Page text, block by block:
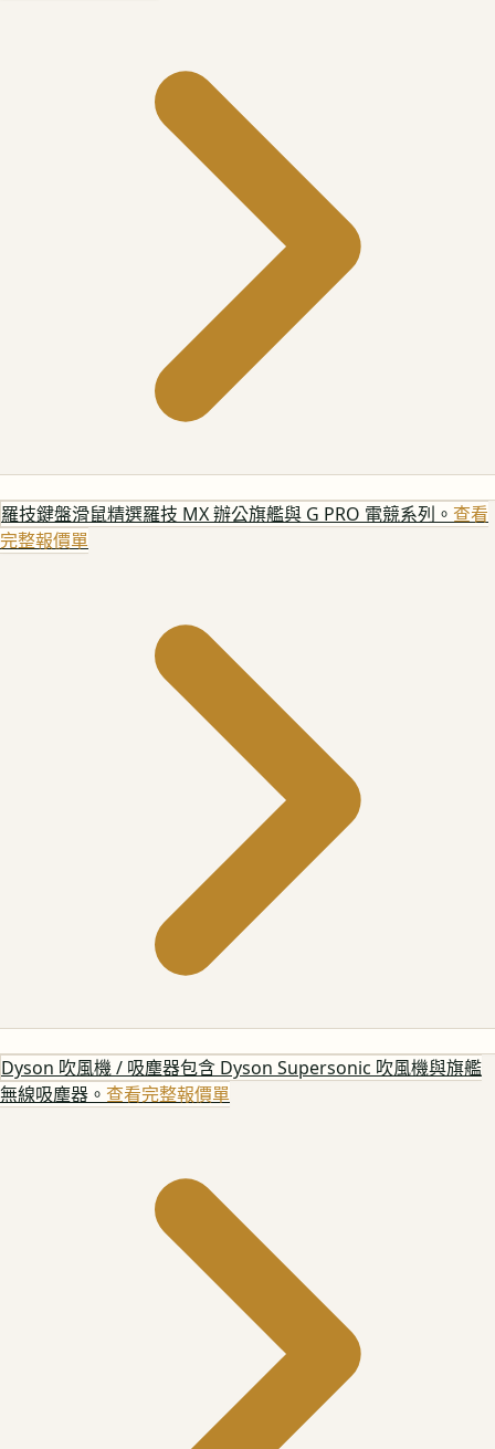
羅技鍵盤滑鼠精選羅技 MX 辦公旗艦與 G PRO 電競系列。 查看
完整報價單
Dyson 吹風機 / 吸塵器包含 Dyson Supersonic 吹風機與旗艦
無線吸塵器。 查看完整報價單